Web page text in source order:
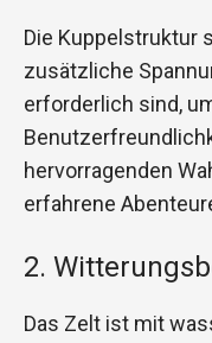
Die Kuppelstruktur
zusätzliche
erforderlich sind,
hervorragenden
erfahrene
2.
Das Zelt ist mit